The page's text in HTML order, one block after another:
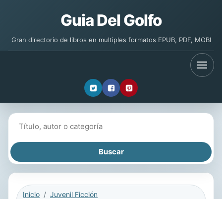
Guia Del Golfo
Gran directorio de libros en multiples formatos EPUB, PDF, MOBI
Inicio
Juvenil Ficción